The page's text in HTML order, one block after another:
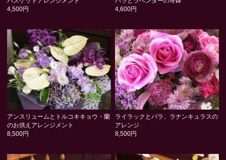
4,500円
4,600円
アンスリュームとトルコキキョウ・蘭
のお供えアレンジメント
8,500円
ライラックとバラ、ラナンキュラスの
アレンジ
8,500円